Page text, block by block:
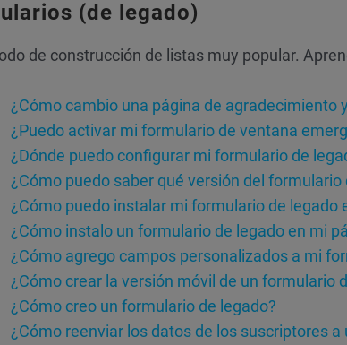
(de legado)
de construcción de listas muy popular.
¿Cómo cambio una página de agradecimiento
¿Puedo activar mi formulario de ventana
¿Dónde puedo configurar mi formulario de
¿Cómo puedo saber qué versión del
¿Cómo puedo instalar mi formulario de legado
¿Cómo instalo un formulario de legado en mi
¿Cómo agrego campos personalizados a mi
¿Cómo crear la versión móvil de un formulario
¿Cómo creo un formulario de legado?
¿Cómo reenviar los datos de los suscriptores